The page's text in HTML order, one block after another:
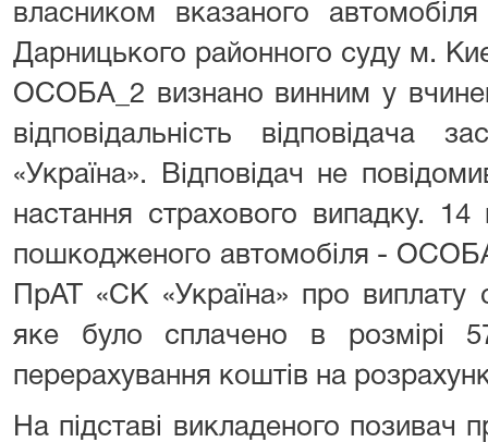
власником вказаного
Дарницького районного суду м.
ОСОБА_2 визнано винним у
відповідальність
«Україна». Відповідач не
настання страхового випадку.
пошкодженого автомобіля -
ПрАТ «СК «Україна» про виплату
яке було сплачено в розмірі
перерахування коштів на
На підставі викладеного